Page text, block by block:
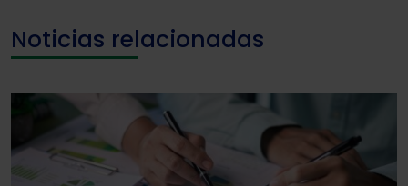
Noticias relacionadas